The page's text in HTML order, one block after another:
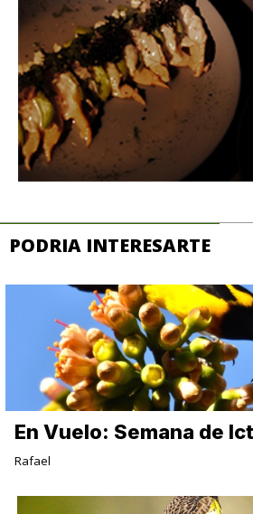
PODRIA INTERESARTE
En Vuelo: Semana de
Rafael